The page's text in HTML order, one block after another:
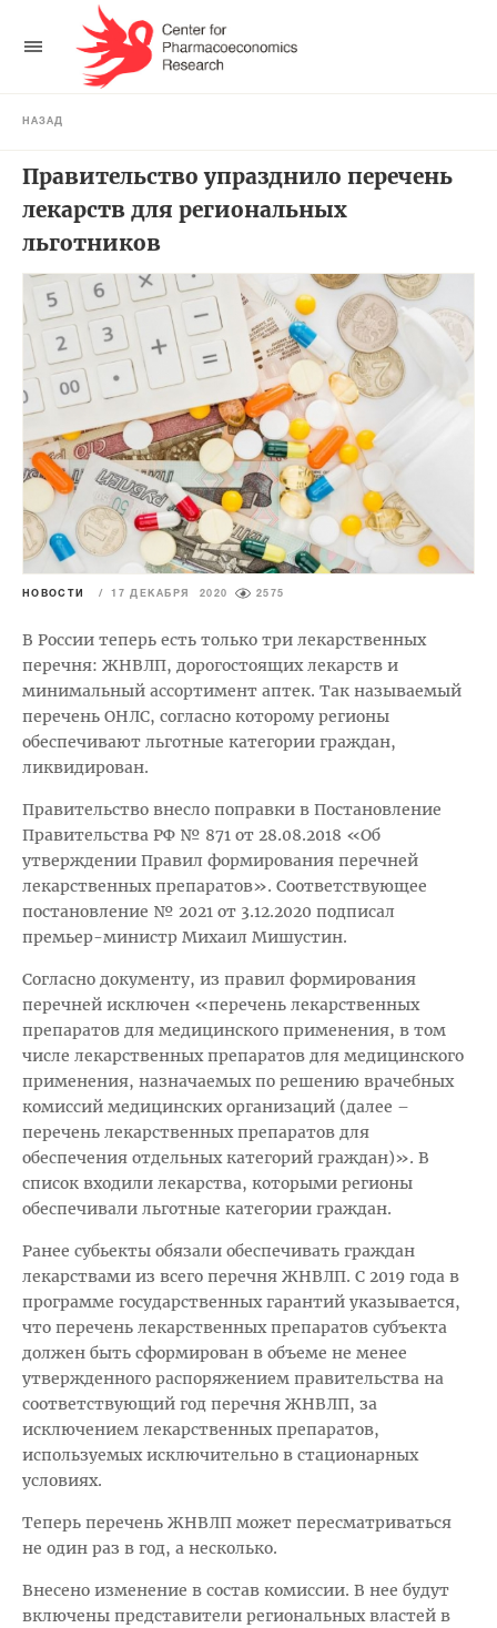
НАЗАД
Правительство упразднило перечень
лекарств для региональных
льготников
НОВОСТИ / 17 ДЕКАБРЯ 2020 2575
В России теперь есть только три лекарственных
перечня: ЖНВЛП, дорогостоящих лекарств и
минимальный ассортимент аптек. Так называемый
перечень ОНЛС, согласно которому регионы
обеспечивают льготные категории граждан,
ликвидирован.
Правительство внесло поправки в Постановление
Правительства РФ № 871 от 28.08.2018 «Об
утверждении Правил формирования перечней
лекарственных препаратов». Соответствующее
постановление № 2021 от 3.12.2020 подписал
премьер-министр Михаил Мишустин.
Согласно документу, из правил формирования
перечней исключен «перечень лекарственных
препаратов для медицинского применения, в том
числе лекарственных препаратов для медицинского
применения, назначаемых по решению врачебных
комиссий медицинских организаций (далее –
перечень лекарственных препаратов для
обеспечения отдельных категорий граждан)». В
список входили лекарства, которыми регионы
обеспечивали льготные категории граждан.
Ранее субьекты обязали обеспечивать граждан
лекарствами из всего перечня ЖНВЛП. С 2019 года в
программе государственных гарантий указывается,
что перечень лекарственных препаратов субъекта
должен быть сформирован в объеме не менее
утвержденного распоряжением правительства на
соответствующий год перечня ЖНВЛП, за
исключением лекарственных препаратов,
используемых исключительно в стационарных
условиях.
Теперь перечень ЖНВЛП может пересматриваться
не один раз в год, а несколько.
Внесено изменение в состав комиссии. В нее будут
включены представители региональных властей в